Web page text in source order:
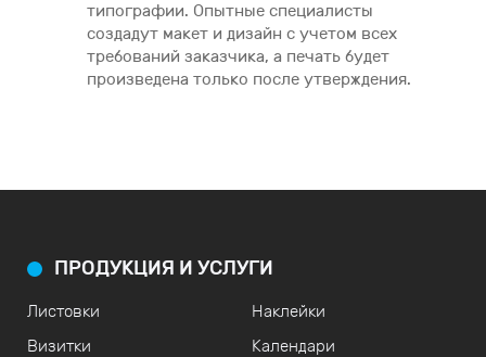
типографии. Опытные специалисты
создадут макет и дизайн с учетом всех
требований заказчика, а печать будет
произведена только после утверждения.
ПРОДУКЦИЯ И УСЛУГИ
Листовки
Визитки
Наклейки
Календари